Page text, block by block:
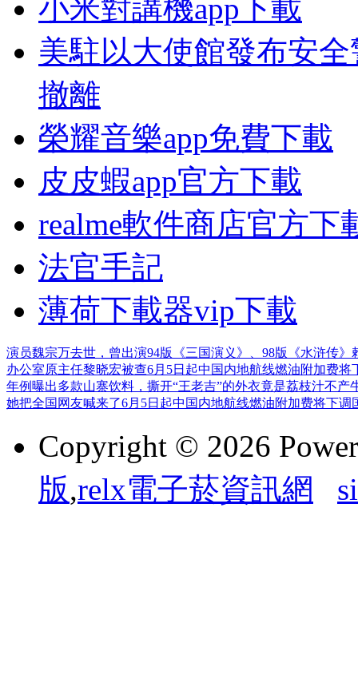
小米對講機app下載
美駐以大使館發布安
撤離
榮耀音樂app免費下載
皮皮蝦app官方下載
realme軟件商店官方下
法官手記
薄荷下載器vip下載
演员魏宗万去世，曾出演94版《三国演义》、98版《水浒传》
办公室原主任黎晓宏被查6月5日起中国内地航线燃油附加费将
年例曝出多款山寨饮料，撕开“王老吉”的外衣竟是荔枝汁不产
她把全国网友喊来了6月5日起中国内地航线燃油附加费将下调
Copyright © 2026
版,relx電子菸資訊網